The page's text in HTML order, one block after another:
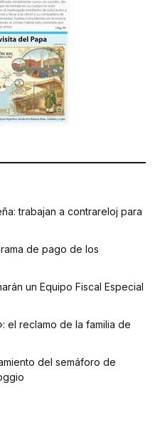
trabajan a contrareloj para
de pago de los
un Equipo Fiscal Especial
el reclamo de la familia de
del semáforo de